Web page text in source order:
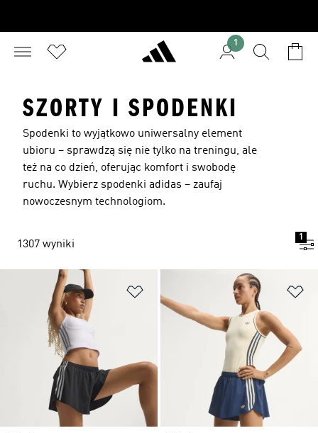
1
SZORTY I SPODENKI
Spodenki to wyjątkowo uniwersalny element
ubioru – sprawdzą się nie tylko na treningu, ale
też na co dzień, oferując komfort i swobodę
ruchu. Wybierz spodenki adidas – zaufaj
nowoczesnym technologiom.
1307 wyniki
1
Dodaj do listy życzeń